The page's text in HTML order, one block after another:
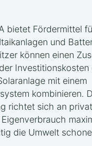
bietet Fördermittel
und
können einen
Investitionskosten
mit einem
kombinieren.
richtet sich an
die Umwelt